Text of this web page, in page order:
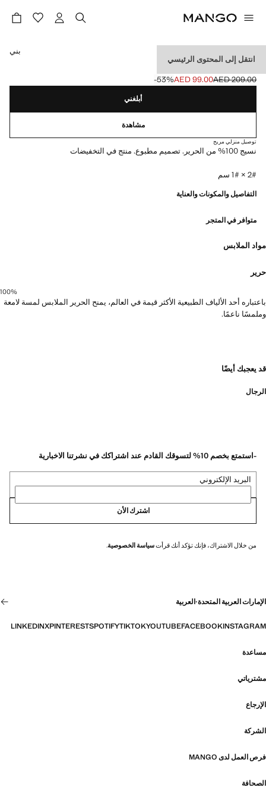
انتقل إلى المحتوى الرئيسي
وشاح مطبوع 100% حرير
السعر الأول محذوف [AED 209.00 ]
AED 209.00
السعر الحالي [AED 99.00 ]AED 99.00
‎-53‎%‎
حدد اللون
بني
أبلغني
مشاهدة
توصيل منزلي مريح
نسيج 100% من الحرير. تصميم مطبوع. منتج في التخفيضات
2# × 1# سم
التفاصيل والمكونات والعناية
متوافر في المتجر
مواد الملابس
حرير
100‎%‎
باعتباره أحد الألياف الطبيعية الأكثر قيمة في العالم، يمنح الحرير الملابس لمسة لامعة
وملمسًا ناعمًا.
قد يعجبك أيضًا
الرجال
-استمتع بخصم 10% لتسوقك القادم عند اشتراكك في نشرتنا الاخبارية
البريد الإلكتروني
اشترك الأن
من خلال الاشتراك، فإنك تؤكد أنك قرأتسياسة الخصوصية.
الإمارات العربية المتحدة·العربية
INSTAGRAM
FACEBOOK
YOUTUBE
TIKTOK
SPOTIFY
PINTEREST
X
LINKEDIN
مساعدة
مشترياتي
الإرجاع
الشركة
فرص العمل لدى MANGO
الصحافة